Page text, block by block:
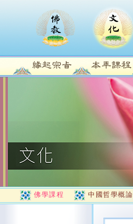
佛學課程 中國哲學概論